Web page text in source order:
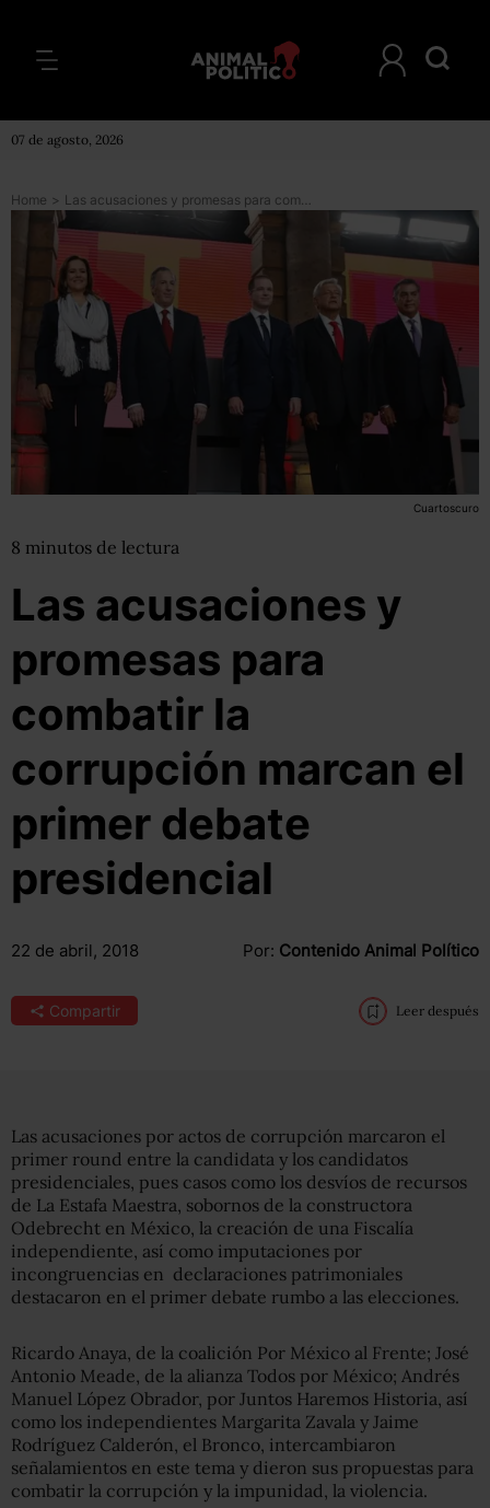
07 de agosto, 2026
Home > Las acusaciones y promesas para combatir la corrupción marcan el primer debate presidencial
Cuartoscuro
8 minutos de lectura
Las acusaciones y
promesas para
combatir la
corrupción marcan el
primer debate
presidencial
22 de abril, 2018 Por: Contenido Animal Político
Compartir Leer después
Las acusaciones por actos de corrupción marcaron el
primer round entre la candidata y los candidatos
presidenciales, pues casos como los desvíos de recursos
de La Estafa Maestra, sobornos de la constructora
Odebrecht en México, la creación de una Fiscalía
independiente, así como imputaciones por
incongruencias en declaraciones patrimoniales
destacaron en el primer debate rumbo a las elecciones.
Ricardo Anaya, de la coalición Por México al Frente; José
Antonio Meade, de la alianza Todos por México; Andrés
Manuel López Obrador, por Juntos Haremos Historia, así
como los independientes Margarita Zavala y Jaime
Rodríguez Calderón, el Bronco, intercambiaron
señalamientos en este tema y dieron sus propuestas para
combatir la corrupción y la impunidad, la violencia.